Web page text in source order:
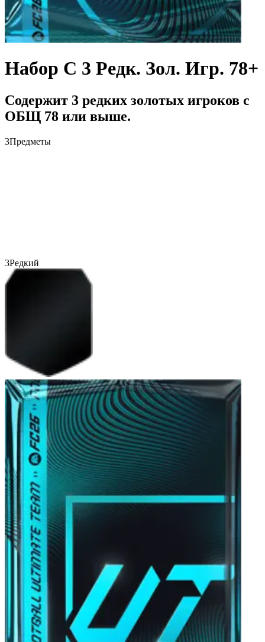
Набор С 3 Редк. Зол. Игр. 78+
Содержит 3 редких золотых игроков с
ОБЩ 78 или выше.
3Предметы
3Редкий